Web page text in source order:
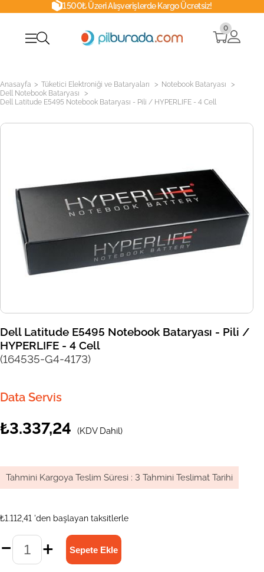
1500₺ Üzeri Alışverişlerde Kargo Ücretsiz!
0
Anasayfa > Tüketici Elektroniği ve Bataryaları > Notebook Bataryası >
Dell Notebook Bataryası >
Dell Latitude E5495 Notebook Bataryası - Pili / HYPERLIFE - 4 Cell
Dell Latitude E5495 Notebook Bataryası - Pili /
HYPERLIFE - 4 Cell
(164535-G4-4173)
Data Servis
₺3.337,24 (KDV Dahil)
Tahmini Kargoya Teslim Süresi : 3 Tahmini Teslimat Tarihi
₺1.112,41 'den başlayan taksitlerle